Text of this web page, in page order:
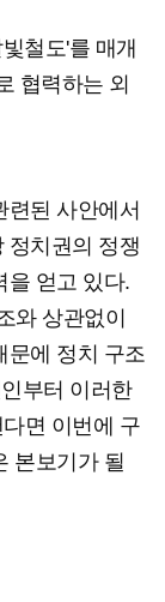
철도'를 매개
협력하는 외
련된 사안에서
정치권의 정쟁
을 얻고 있다.
와 상관없이
문에 정치 구조
부터 이러한
면 이번에 구
본보기가 될